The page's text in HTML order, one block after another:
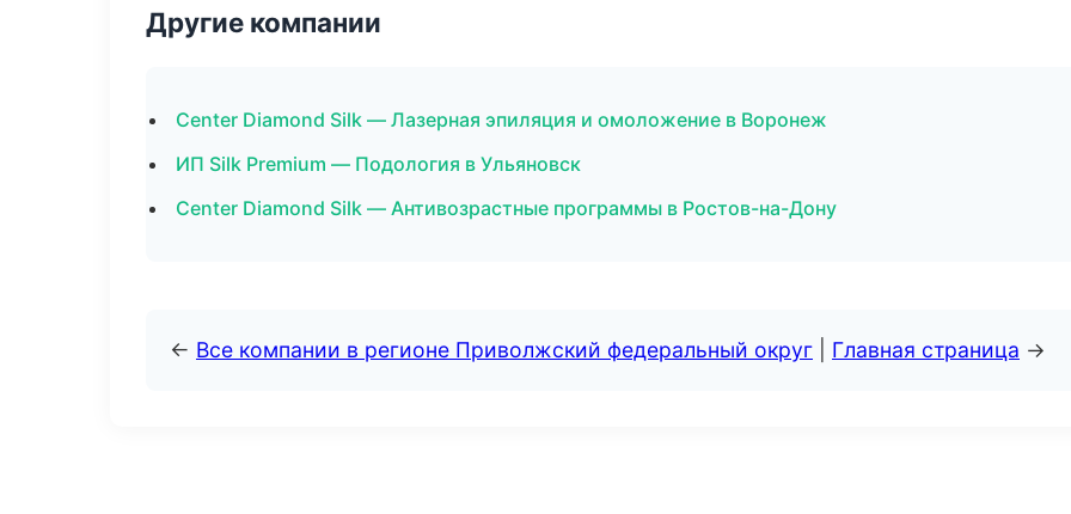
Другие компании
Center Diamond Silk — Лазерная эпиляция и омоложение в Воронеж
ИП Silk Premium — Подология в Ульяновск
Center Diamond Silk — Антивозрастные программы в Ростов-на-Дону
← Все компании в регионе Приволжский федеральный округ Главная страница →